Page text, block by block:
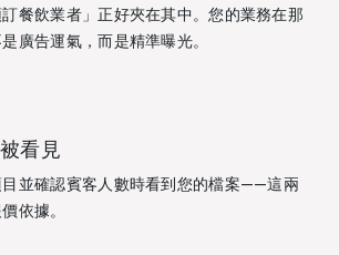
餐飲業者」正好夾在其中。您的業務在那
廣告運氣，而是精準曝光。
看見
目並確認賓客人數時看到您的檔案——這兩
依據。